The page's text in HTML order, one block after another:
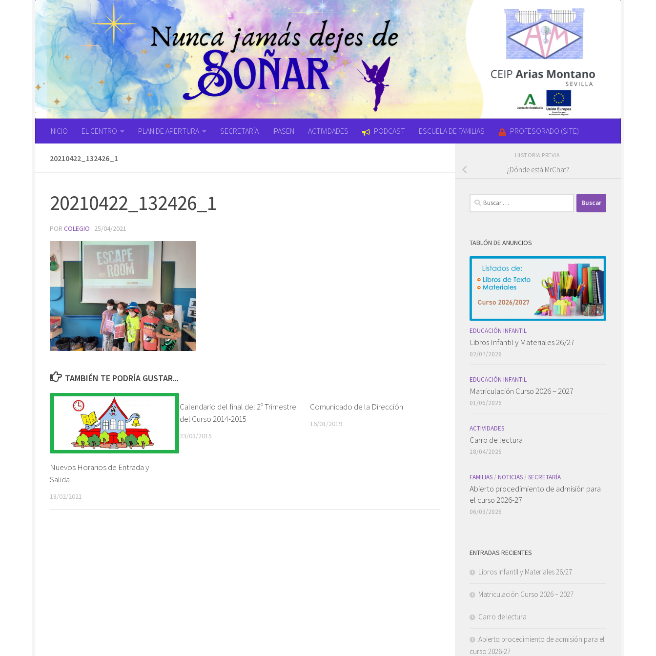
Saltar al contenido
INICIO EL CENTRO PLAN DE APERTURA SECRETARÍA IPASEN ACTIVIDADES PODCAST ESCUELA DE FAMILIAS PROFESORADO (SITE)
20210422_132426_1
20210422_132426_1
POR COLEGIO · 25/04/2021
TAMBIÉN TE PODRÍA GUSTAR...
Nuevos Horarios de Entrada y
Salida
18/02/2021
Calendario del final del 2º Trimestre
del Curso 2014-2015
23/03/2015
Comunicado de la Dirección
16/01/2019
HISTORIA PREVIA
¿Dónde está MrChat?
Buscar:
TABLÓN DE ANUNCIOS
EDUCACIÓN INFANTIL
Libros Infantil y Materiales 26/27
02/07/2026
EDUCACIÓN INFANTIL
Matriculación Curso 2026 – 2027
01/06/2026
ACTIVIDADES
Carro de lectura
18/04/2026
FAMILIAS / NOTICIAS / SECRETARÍA
Abierto procedimiento de admisión para
el curso 2026-27
06/03/2026
ENTRADAS RECIENTES
Libros Infantil y Materiales 26/27
Matriculación Curso 2026 – 2027
Carro de lectura
Abierto procedimiento de admisión para el
curso 2026-27